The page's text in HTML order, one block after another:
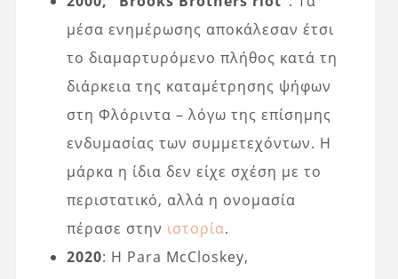
μέσα ενημέρωσης αποκάλεσαν έτσι
το διαμαρτυρόμενο πλήθος κατά τη
διάρκεια της καταμέτρησης ψήφων
στη Φλόριντα – λόγω της επίσημης
ενδυμασίας των συμμετεχόντων. Η
μάρκα η ίδια δεν είχε σχέση με το
περιστατικό, αλλά η ονομασία
πέρασε στην ιστορία.
2020: Η Para McCloskey,